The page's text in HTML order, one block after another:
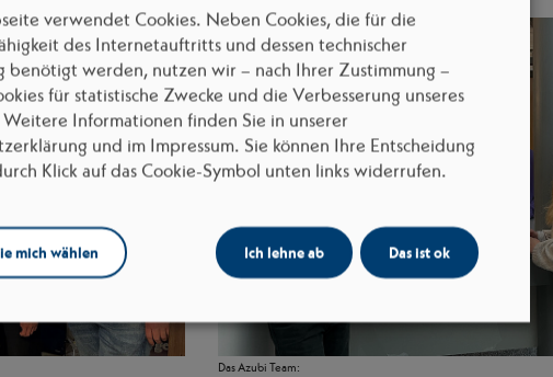
Das Azubi Team:
verwendet Cookies. Neben Cookies, die für die
des Internetauftritts und dessen technischer
benötigt werden, nutzen wir – nach Ihrer Zustimmung –
für statistische Zwecke und die Verbesserung unseres
Informationen finden Sie in unserer
und im Impressum. Sie können Ihre Entscheidung
Klick auf das Cookie-Symbol unten links widerrufen.
mich wählen Ich lehne ab Das ist ok